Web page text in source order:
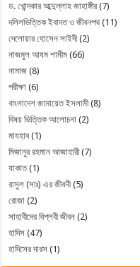
ড. খোন্দকার আব্দুল্লাহ জাহাঙ্গীর (7)
দলিলভিত্তিক ইবাদত ও জীবনপথ(11)
দেলোয়ার হোসেন সাইদী(2)
নাজমুল আযম শামীম (66)
নামাজ (8)
পরীক্ষা (6)
বাংলাদেশ জামায়েত ইসলামী(8)
বিষয় ভিত্তিক আলোচনা (2)
মাযহাব (1)
মিজানুর রহমান আজাহারী(7)
যাকাত(1)
রাসুল (সাঃ) এর জীবনী(5)
রোজা (2)
সাহাবীদের বিপ্লবী জীবন (2)
হাদিস (47)
হাদিসের দারস (1)